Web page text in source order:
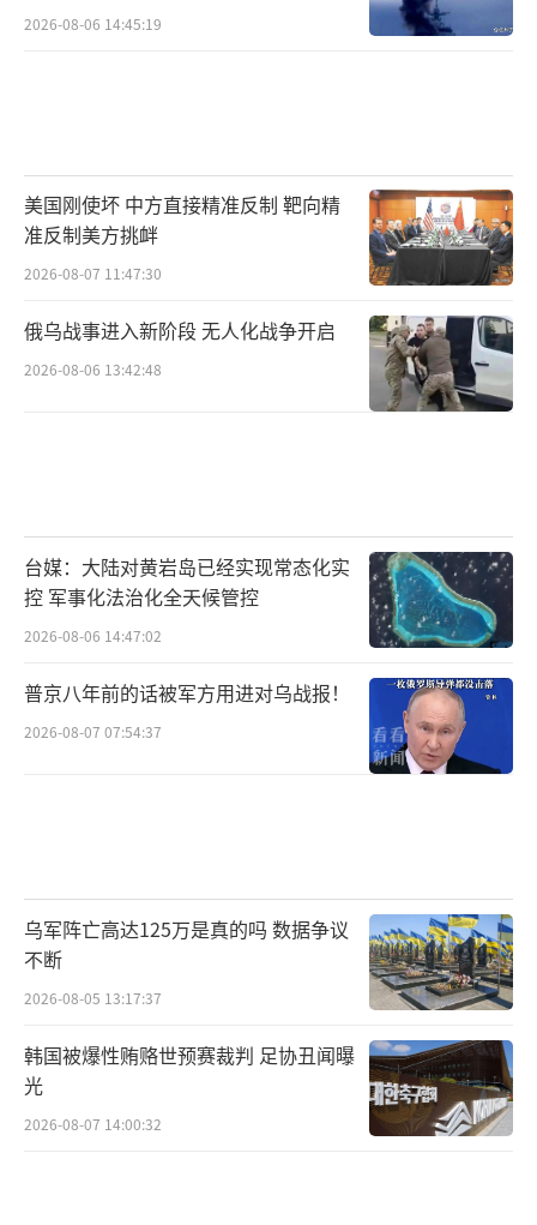
2026-08-06 14:45:19
美国刚使坏 中方直接精准反制 靶向精
准反制美方挑衅
2026-08-07 11:47:30
俄乌战事进入新阶段 无人化战争开启
2026-08-06 13:42:48
台媒：大陆对黄岩岛已经实现常态化实
控 军事化法治化全天候管控
2026-08-06 14:47:02
普京八年前的话被军方用进对乌战报！
2026-08-07 07:54:37
乌军阵亡高达125万是真的吗 数据争议
不断
2026-08-05 13:17:37
韩国被爆性贿赂世预赛裁判 足协丑闻曝
光
2026-08-07 14:00:32